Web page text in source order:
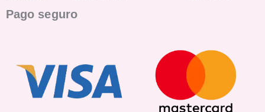
Pago seguro